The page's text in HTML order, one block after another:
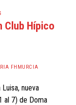
Club Hípico
FHMURCIA
nueva
al 7) de Doma